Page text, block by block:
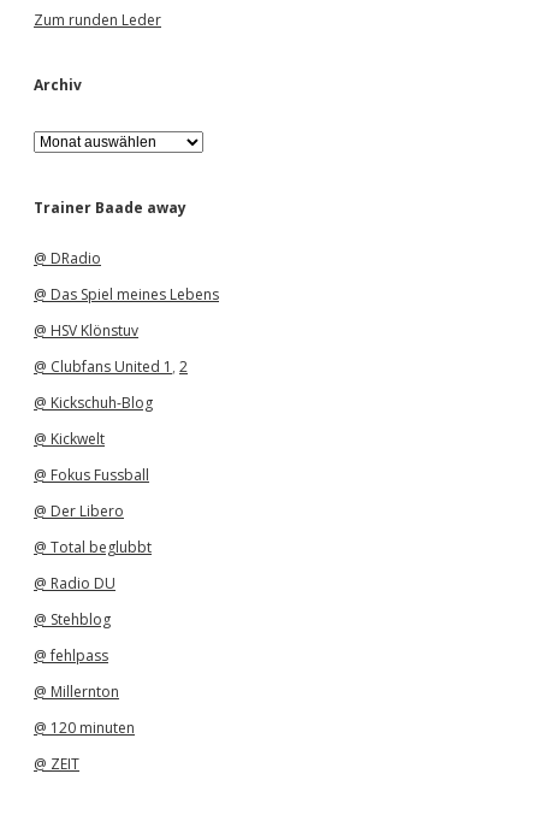
Zum runden Leder
Archiv
A
r
h
Trainer Baade away
@ DRadio
@ Das Spiel meines Lebens
@ HSV Klönstuv
@ Clubfans United 1 , 2
@ Kickschuh-Blog
@ Kickwelt
@ Fokus Fussball
@ Der Libero
@ Total beglubbt
@ Radio DU
@ Stehblog
@ fehlpass
@ Millernton
@ 120 minuten
@ ZEIT